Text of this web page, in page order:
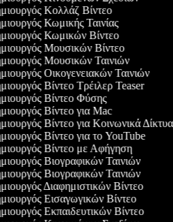
Κολλάζ Βίντεο
Κωμικής Ταινίας
Κωμικών Βίντεο
Μουσικών Βίντεο
Μουσικών Ταινιών
Οικογενειακών Ταινιών
Βίντεο Τρέιλερ Teaser
Βίντεο Φύσης
Βίντεο για Mac
Βίντεο για Κοινωνικά Δίκτυα
Βίντεο για το YouTube
Βίντεο με Αφήγηση
Βιογραφικών Ταινιών
Βιογραφικών Ταινιών
Διαφημιστικών Βίντεο
Εισαγωγικών Βίντεο
Εκπαιδευτικών Βίντεο